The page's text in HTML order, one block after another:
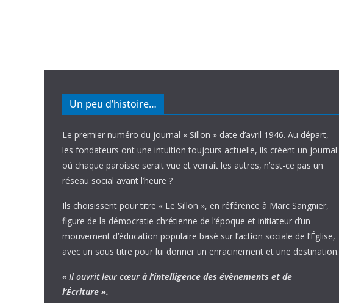
Un peu d’histoire…
Le premier numéro du journal « Sillon » date d’avril 1946. Au départ,
les fondateurs ont une intuition toujours actuelle, ils créent un journal
où chaque paroisse serait vue et verrait les autres, n’est-ce pas un
réseau social avant l’heure ?
Ils choisissent pour titre « Le Sillon », en référence à Marc Sangnier,
figure de la démocratie chrétienne de l’époque et initiateur d’un
mouvement d’éducation populaire basé sur l’action sociale de l’Église,
avec un sous titre pour lui donner un enracinement et une destination.
« Il ouvrit leur cœur à l’intelligence des évènements et de
l’Écriture ».